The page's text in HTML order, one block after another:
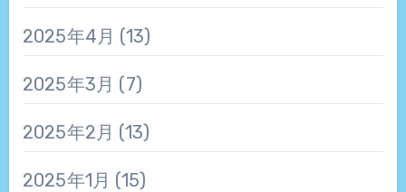
2025年4月 (13)
2025年3月 (7)
2025年2月 (13)
2025年1月 (15)